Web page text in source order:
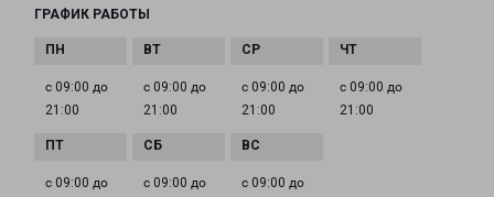
ГРАФИК РАБОТЫ
с 09:00 до
21:00
с 09:00 до
21:00
с 09:00 до
21:00
с 09:00 до
21:00
с 09:00 до
с 09:00 до
с 09:00 до